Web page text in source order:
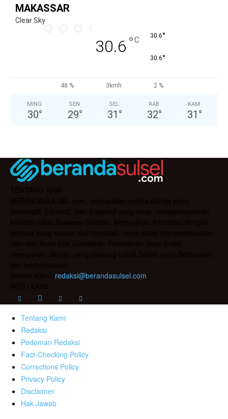
MAKASSAR
Clear Sky
30.6 °C 30.6°
30.6°
48 % 3kmh 2 %
MING
30°
SEN
29°
SEL
31 °
RAB
32°
KAM
31 °
redaksi@berandasulsel.com
Tentang Kami
Redaksi
Pedoman Redaksi
Fact-Checking Policy
Corrections Policy
Privacy Policy
Disclaimer
Hak Jawab